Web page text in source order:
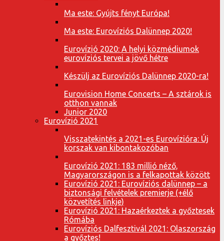
Ma este: Gyújts fényt Európa!
Ma este: Eurovíziós Dalünnep 2020!
Eurovízió 2020: A helyi közmédiumok
eurovíziós tervei a jövő hétre
Készülj az Eurovíziós Dalünnep 2020-ra!
Eurovision Home Concerts – A sztárok is
otthon vannak
Junior 2020
Eurovízió 2021
Visszatekintés a 2021-es Eurovízióra: Új
korszak van kibontakozóban
Eurovízió 2021: 183 millió néző,
Magyarországon is a felkapottak között
Eurovízió 2021: Eurovíziós dalünnep – a
biztonsági felvételek premierje (+élő
közvetítés linkje)
Eurovízió 2021: Hazaérkeztek a győztesek
Rómába
Eurovíziós Dalfesztivál 2021: Olaszország
a győztes!